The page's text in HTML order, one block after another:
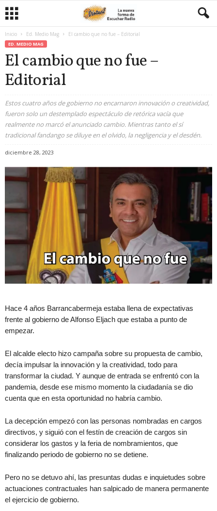
Inicio Ed. Medio Mag El cambio que no fue – Editorial
ED. MEDIO MAG
El cambio que no fue –
Editorial
Estos cuatro años de gobierno no encarnaron innovación o creatividad,
fueron solo un destemplado espectáculo de retórica vacía que
realmente no marcó el anunciado cambio. Mientras tanto el sí
tradicional fandango se diluye en el olvido, la negligencia y el desdén.
diciembre 28, 2023
Hace 4 años Barrancabermeja estaba llena de expectativas
frente al gobierno de Alfonso Eljach que estaba a punto de
empezar.
El alcalde electo hizo campaña sobre su propuesta de cambio,
decía impulsar la innovación y la creatividad, todo para
transformar la ciudad. Y aunque de entrada se enfrentó con la
pandemia, desde ese mismo momento la ciudadanía se dio
cuenta que en esta oportunidad no habría cambio.
La decepción empezó con las personas nombradas en cargos
directivos, y siguió con el festín de creación de cargos sin
considerar los gastos y la feria de nombramientos, que
finalizando periodo de gobierno no se detiene.
Pero no se detuvo ahí, las presuntas dudas e inquietudes sobre
actuaciones contractuales han salpicado de manera permanente
el ejercicio de gobierno.